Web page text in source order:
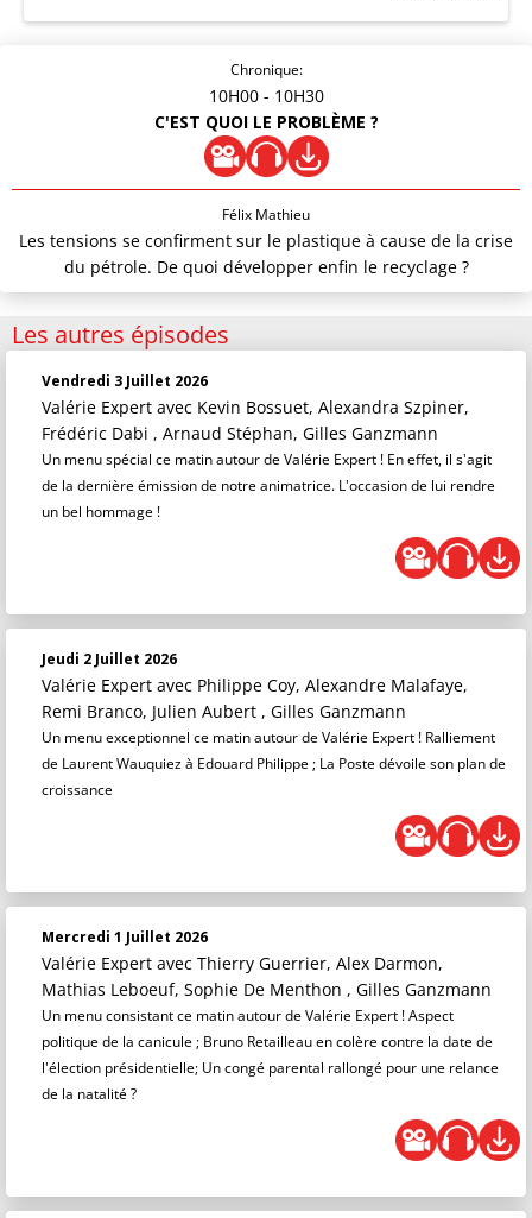
Chronique:
10H00 - 10H30
C'EST QUOI LE PROBLÈME ?
Félix Mathieu
Les tensions se confirment sur le plastique à cause de la crise
du pétrole. De quoi développer enfin le recyclage ?
Les autres épisodes
Vendredi 3 Juillet 2026
Valérie Expert avec Kevin Bossuet, Alexandra Szpiner,
Frédéric Dabi , Arnaud Stéphan, Gilles Ganzmann
Un menu spécial ce matin autour de Valérie Expert ! En effet, il s'agit
de la dernière émission de notre animatrice. L'occasion de lui rendre
un bel hommage !
Jeudi 2 Juillet 2026
Valérie Expert avec Philippe Coy, Alexandre Malafaye,
Remi Branco, Julien Aubert , Gilles Ganzmann
Un menu exceptionnel ce matin autour de Valérie Expert ! Ralliement
de Laurent Wauquiez à Edouard Philippe ; La Poste dévoile son plan de
croissance
Mercredi 1 Juillet 2026
Valérie Expert avec Thierry Guerrier, Alex Darmon,
Mathias Leboeuf, Sophie De Menthon , Gilles Ganzmann
Un menu consistant ce matin autour de Valérie Expert ! Aspect
politique de la canicule ; Bruno Retailleau en colère contre la date de
l'élection présidentielle; Un congé parental rallongé pour une relance
de la natalité ?